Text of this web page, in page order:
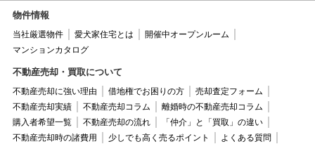
物件情報
当社厳選物件 愛犬家住宅とは
開催中オープンルーム
マンションカタログ
不動産売却・買取について
不動産売却に強い理由 借地権でお困りの方
売却査定フォーム
不動産売却実績
不動産売却コラム
離婚時の不動産売却コラム
購入者希望一覧
不動産売却の流れ
「仲介」と「買取」の違い
不動産売却時の諸費用
少しでも高く売るポイント
よくある質問